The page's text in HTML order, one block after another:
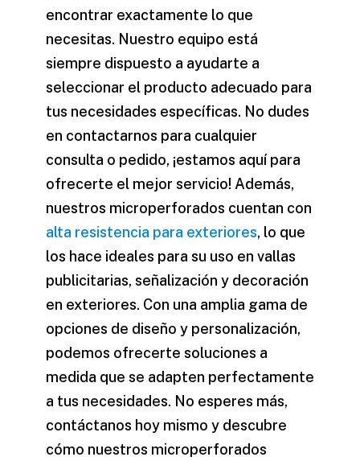
encontrar exactamente lo que
necesitas. Nuestro equipo está
siempre dispuesto a ayudarte a
seleccionar el producto adecuado para
tus necesidades específicas. No dudes
en contactarnos para cualquier
consulta o pedido, ¡estamos aquí para
ofrecerte el mejor servicio! Además,
nuestros microperforados cuentan con
alta resistencia para exteriores, lo que
los hace ideales para su uso en vallas
publicitarias, señalización y decoración
en exteriores. Con una amplia gama de
opciones de diseño y personalización,
podemos ofrecerte soluciones a
medida que se adapten perfectamente
a tus necesidades. No esperes más,
contáctanos hoy mismo y descubre
cómo nuestros microperforados